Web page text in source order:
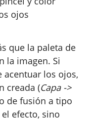
ojos
que la paleta de
la imagen. Si
acentuar los ojos,
creada (Capa ->
de fusión a tipo
efecto, sino